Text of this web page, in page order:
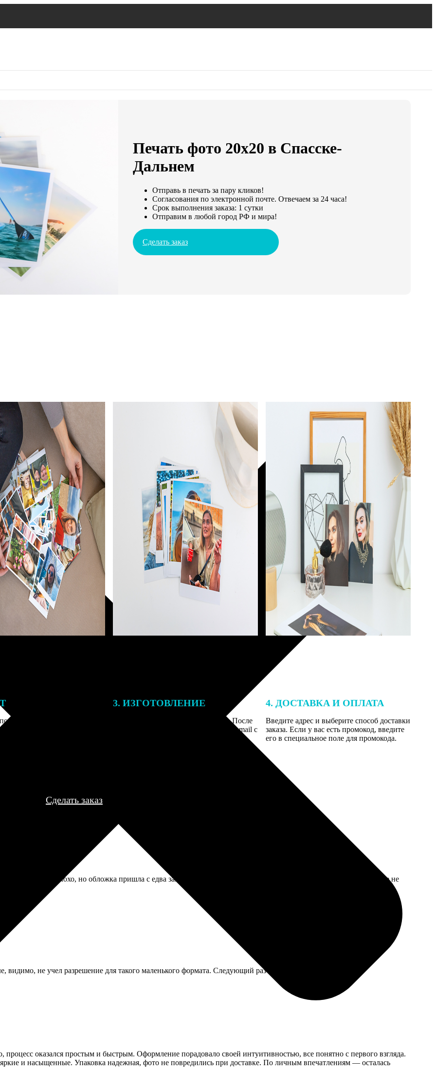
Печать фото 20х20 в Спасске-
Дальнем
Отправь в печать за пару кликов!
Согласования по электронной почте. Отвечаем за 24 часа!
Срок выполнения заказа: 1 сутки
Отправим в любой город РФ и мира!
Сделать заказ
заказа к печати
могут связаться с Вами
телефону или email для
деталей.
3. ИЗГОТОВЛЕНИЕ
Оплатите заказ банковской картой. После
оплаты получите подтверждение на email с
описанием заказа. Когда отправим заказ
4. ДОСТАВКА И ОПЛАТА
Введите адрес и выберите способ доставки
заказа. Если у вас есть промокод, введите
его в специальное поле для промокода.
Сделать заказ
получилось неплохо, но обложка пришла с едва заметным царапинком. Думала, что будет хуже, но они этого даже не
не учел разрешение для такого маленького формата. Следующий раз буду заказывать покрупнее.
процесс оказался простым и быстрым. Оформление порадовало своей интуитивностью, все понятно с первого взгляда.
и насыщенные. Упаковка надежная, фото не повредились при доставке. По личным впечатлениям — осталась